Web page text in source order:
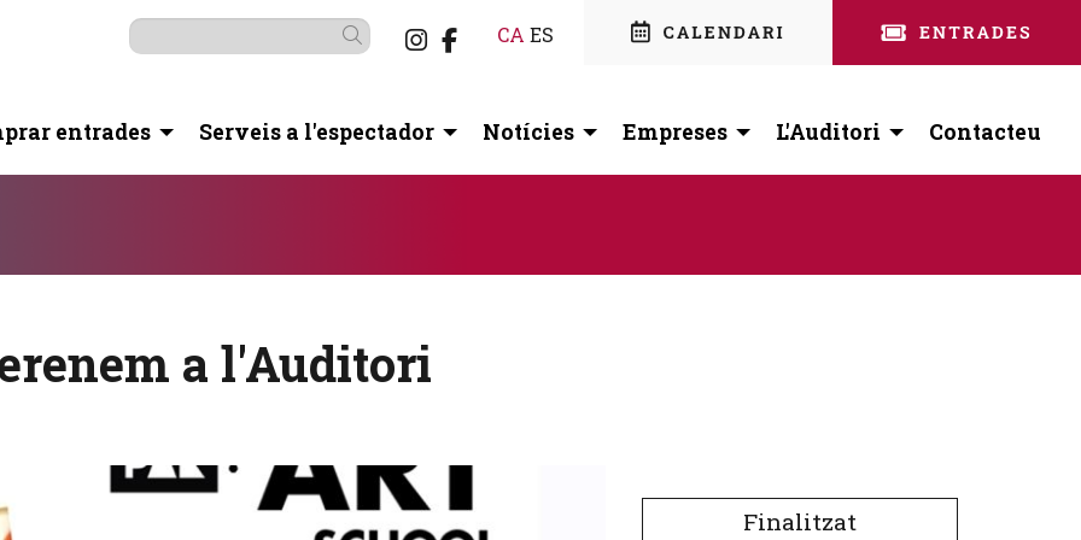
CA ES
Link a instagram
Link a facebook
Cercar
entrades Serveis a l'espectador Notícies Empreses L'Auditori Contacteu
a l'Auditori
Finalitzat